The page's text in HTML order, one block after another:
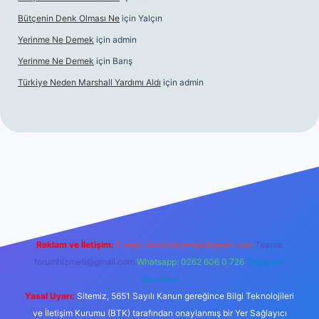
Bütçenin Denk Olması Ne için Yalçın
Yerinme Ne Demek için admin
Yerinme Ne Demek için Barış
Türkiye Neden Marshall Yardımı Aldı için admin
Reklam ve İletişim: E-mail: backlinkpaneli@gmail.com Teams:
forumhizmeti@gmail.com Whatsapp: 0262 606 0 726 Telegram:
@karabul
Yasal Uyarı: Sitemiz, 5651 Sayılı Kanun gereğince Bilgi Teknolojileri
ve İletişim Kurumu (BTK) tarafından onaylanmış bir Yer Sağlayıcı